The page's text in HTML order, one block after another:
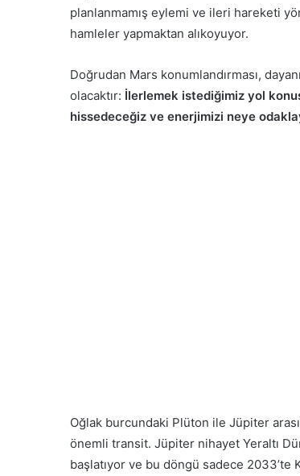
planlanmamış eylemi ve ileri hareketi
hamleler yapmaktan alıkoyuyor.
Doğrudan Mars konumlandırması,
olacaktır: İlerlemek istediğimiz yol
hissedeceğiz ve enerjimizi neye
Oğlak burcundaki Plüton ile Jüpiter
önemli transit. Jüpiter nihayet Yeraltı
başlatıyor ve bu döngü sadece